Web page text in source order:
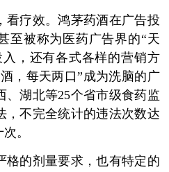
疗效。鸿茅药酒在广告投
至被称为医药广告界的“天
，还有各式各样的营销方
，每天两口”成为洗脑的广
、湖北等25个省市级食药监
，不完全统计的违法次数达
。
的剂量要求，也有特定的